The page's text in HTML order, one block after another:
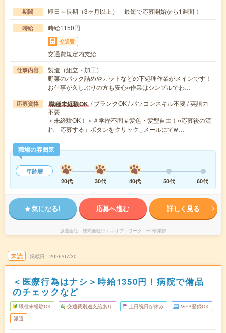
期間 即日～長期（3ヶ月以上） 最短で応募開始から1週間！
時給 時給1150円
交通費
交通費規定内支給
仕事内容
製造（組立・加工）
野菜のパック詰めやカットなどの下処理作業がメインです！
お仕事が久しぶりの方も安心○作業はシンプルでわ…
応募資格 職種未経験OK / ブランクOK / パソコンスキル不要 / 英語力
不要
＜未経験OK！＞＃学歴不問＃髪色・髪型自由！○応募後の流
れ「応募する」ボタンをクリック↓メールにてw…
職場の雰囲気
年齢層
20代
30代 40代 50代 60代
気になる! 応募へ進む 詳しく見る
派遣会社 株式会社ウィルオブ・ワーク FO事業部
未読 掲載日 2026/07/30
＜医療行為はナシ＞時給1350円！病院で備品
のチェックなど
職種未経験OK 交通費別途支給あり 土日祝日が休み WEB登録OK
派遣